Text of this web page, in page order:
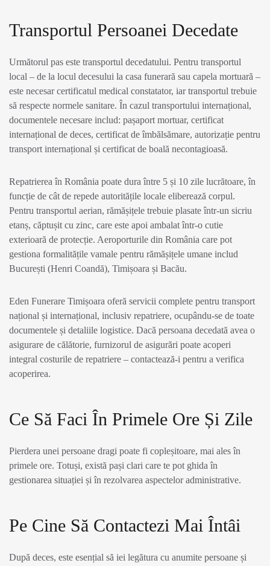
Transportul Persoanei Decedate
Următorul pas este transportul decedatului. Pentru transportul
local – de la locul decesului la casa funerară sau capela mortuară –
este necesar certificatul medical constatator, iar transportul trebuie
să respecte normele sanitare. În cazul transportului internațional,
documentele necesare includ: pașaport mortuar, certificat
internațional de deces, certificat de îmbălsămare, autorizație pentru
transport internațional și certificat de boală necontagioasă.
Repatrierea în România poate dura între 5 și 10 zile lucrătoare, în
funcție de cât de repede autoritățile locale eliberează corpul.
Pentru transportul aerian, rămășițele trebuie plasate într-un sicriu
etanș, căptușit cu zinc, care este apoi ambalat într-o cutie
exterioară de protecție. Aeroporturile din România care pot
gestiona formalitățile vamale pentru rămășițele umane includ
București (Henri Coandă), Timișoara și Bacău.
Eden Funerare Timișoara oferă servicii complete pentru transport
național și internațional, inclusiv repatriere, ocupându-se de toate
documentele și detaliile logistice. Dacă persoana decedată avea o
asigurare de călătorie, furnizorul de asigurări poate acoperi
integral costurile de repatriere – contactează-i pentru a verifica
acoperirea.
Ce Să Faci În Primele Ore Și Zile
Pierdera unei persoane dragi poate fi copleșitoare, mai ales în
primele ore. Totuși, există pași clari care te pot ghida în
gestionarea situației și în rezolvarea aspectelor administrative.
Pe Cine Să Contactezi Mai Întâi
După deces, este esențial să iei legătura cu anumite persoane și